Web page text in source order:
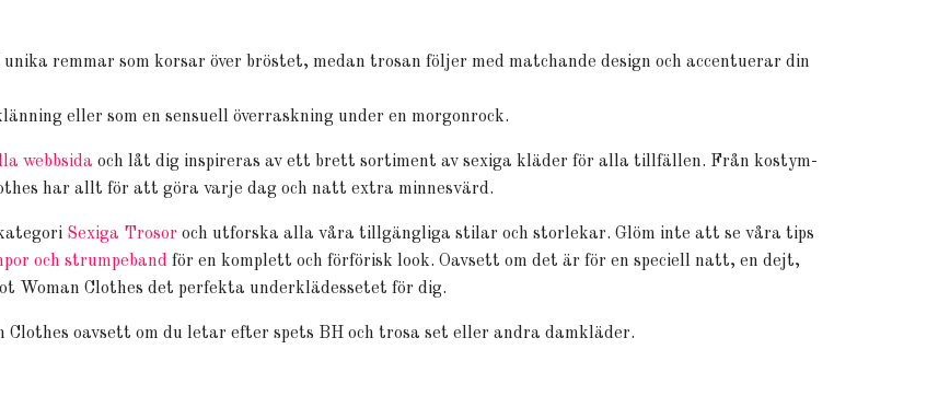
remmar som korsar över bröstet, medan trosan följer med matchande design och accentuerar din
eller som en sensuell överraskning under en morgonrock.
webbsida och låt dig inspireras av ett brett sortiment av sexiga kläder för alla tillfällen. Från kostym-
har allt för att göra varje dag och natt extra minnesvärd.
Sexiga Trosor och utforska alla våra tillgängliga stilar och storlekar. Glöm inte att se våra tips
och strumpeband för en komplett och förförisk look. Oavsett om det är för en speciell natt, en dejt,
Woman Clothes det perfekta underklädessetet för dig.
oavsett om du letar efter spets BH och trosa set eller andra damkläder.